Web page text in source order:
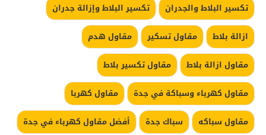
تكسير البلاط والجدران
تكسير البلاط وإزالة جدران
ازالة بلاط
مقاول تسكير
مقاول هدم
مقاول ازالة بلاط
مقاول تكسير بلاط
مقاول كهرباء وسباكة في جدة
مقاول كهربا
مقاول سباكه
سباك جدة أفضل مقاول كهرباء في جدة